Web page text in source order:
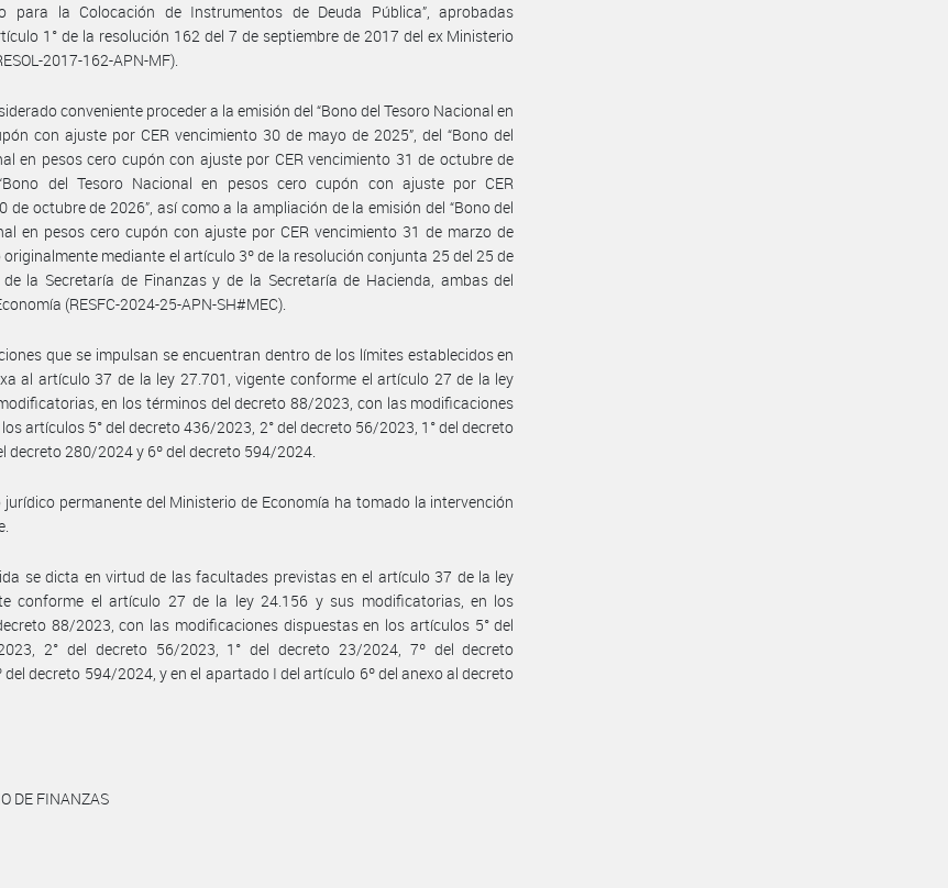
para la Colocación de Instrumentos de Deuda Pública”, aprobadas
1° de la resolución 162 del 7 de septiembre de 2017 del ex Ministerio
2017-162-APN-MF).
conveniente proceder a la emisión del “Bono del Tesoro Nacional en
con ajuste por CER vencimiento 30 de mayo de 2025”, del “Bono del
en pesos cero cupón con ajuste por CER vencimiento 31 de octubre de
del Tesoro Nacional en pesos cero cupón con ajuste por CER
de octubre de 2026”, así como a la ampliación de la emisión del “Bono del
en pesos cero cupón con ajuste por CER vencimiento 31 de marzo de
originalmente mediante el artículo 3º de la resolución conjunta 25 del 25 de
la Secretaría de Finanzas y de la Secretaría de Hacienda, ambas del
(RESFC-2024-25-APN-SH#MEC).
que se impulsan se encuentran dentro de los límites establecidos en
al artículo 37 de la ley 27.701, vigente conforme el artículo 27 de la ley
en los términos del decreto 88/2023, con las modificaciones
artículos 5° del decreto 436/2023, 2° del decreto 56/2023, 1° del decreto
decreto 280/2024 y 6º del decreto 594/2024.
jurídico permanente del Ministerio de Economía ha tomado la intervención
se dicta en virtud de las facultades previstas en el artículo 37 de la ley
conforme el artículo 27 de la ley 24.156 y sus modificatorias, en los
88/2023, con las modificaciones dispuestas en los artículos 5° del
2° del decreto 56/2023, 1° del decreto 23/2024, 7º del decreto
decreto 594/2024, y en el apartado I del artículo 6º del anexo al decreto
DE FINANZAS